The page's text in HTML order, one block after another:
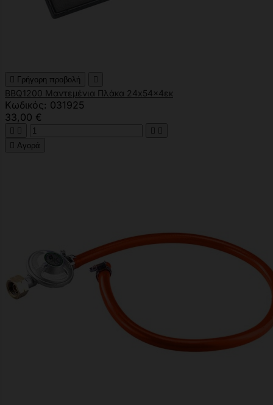
 Γρήγορη προβολή 
BBQ1200 Μαντεμένια Πλάκα 24x54x4εκ
Κωδικός: 031925
33,00 €
   
 Αγορά